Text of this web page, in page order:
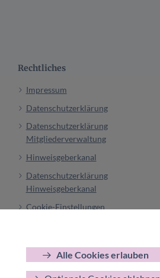
Rechtliches
Impressum
Datenschutzerklärung
Datenschutzerklärung
Mitgliederverwaltung
Hinweisgeberkanal
Datenschutzerklärung
Hinweisgeberkanal
Cookie-Einstellungen
Alle Cookies erlauben